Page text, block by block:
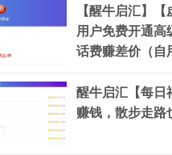
【醒牛启汇】
用户免费开通高
话费赚差价（自
醒牛启汇【每日
赚钱，散步走路